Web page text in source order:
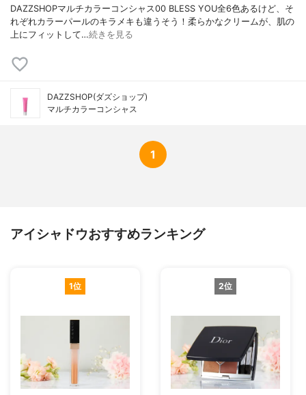
DAZZSHOPマルチカラーコンシャス00 BLESS YOU全6色あるけど、そ
れぞれカラーパールのキラメキも違うそう！柔らかなクリームが、肌の
上にフィットして…続きを見る
DAZZSHOP(ダズショップ)
マルチカラーコンシャス
1
アイシャドウおすすめランキング
1位 2位